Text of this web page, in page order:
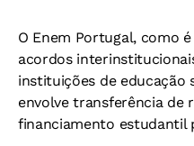
O Enem Portugal, como
acordos
instituições de educação
envolve transferência de
financiamento estudantil